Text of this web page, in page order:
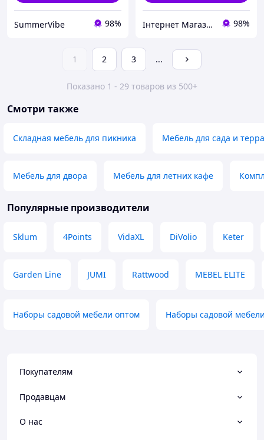
SummerVibe 98% Інтернет Магазин Melville 98%
1 2 3 ...
Показано 1 - 29 товаров из 500+
Смотри также
Складная мебель для пикника Мебель для сада и
Мебель для двора Мебель для летних кафе
Популярные производители
Sklum 4Points VidaXL DiVolio Keter
Garden Line JUMI Rattwood MEBEL ELITE
Наборы садовой мебели оптом Наборы садовой
Покупателям
Продавцам
О нас